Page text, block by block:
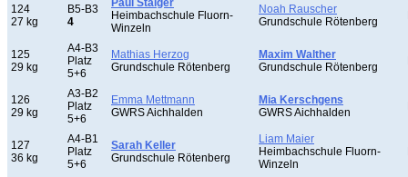
124
27 kg
B5-B3
4
Paul Staiger
Heimbachschule Fluorn-
Winzeln
Noah Rauscher
Grundschule Rötenberg
125
29 kg
A4-B3
Platz
5+6
Mathias Herzog
Grundschule Rötenberg
Maxim Walther
Grundschule Rötenberg
126
29 kg
A3-B2
Platz
5+6
Emma Mettmann
GWRS Aichhalden
Mia Kerschgens
GWRS Aichhalden
127
36 kg
A4-B1
Platz
5+6
Sarah Keller
Grundschule Rötenberg
Liam Maier
Heimbachschule Fluorn-
Winzeln